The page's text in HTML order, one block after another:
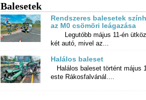
Balesetek
Rendszeres balesetek
az M0 csömöri leágazása
Legutóbb május 11-én
két autó, mivel az...
Halálos baleset
Halálos baleset történt május
este Rákosfalvánál....